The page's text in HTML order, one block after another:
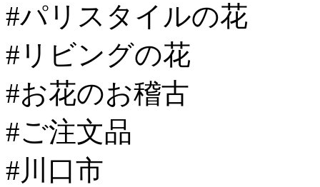
#パリスタイルの花
#リビングの花
#お花のお稽古
#ご注文品
#川口市